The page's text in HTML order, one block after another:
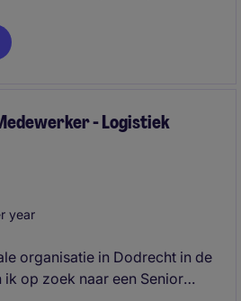
in France, build long-term
and contribute to ambitious
- Logistiek
year
organisatie in Dodrecht in de
op zoek naar een Senior